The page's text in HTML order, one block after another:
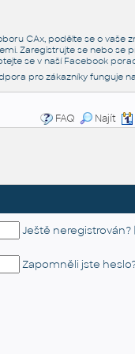
CAx, podělte se o vaše
Zaregistrujte se nebo se
se v naší Facebook
pro zákazníky funguje na
FAQ Najít
Ještě
Zapomněli jste